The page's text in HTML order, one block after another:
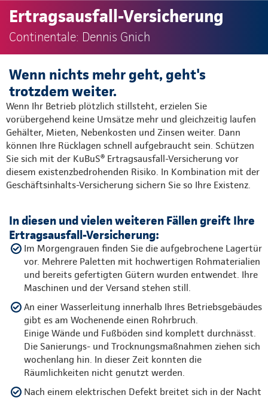
Ertragsausfall-Versicherung
Continentale: Dennis Gnich
Wenn nichts mehr geht, geht's
trotzdem weiter.
Wenn Ihr Betrieb plötzlich stillsteht, erzielen Sie
vorübergehend keine Umsätze mehr und gleichzeitig laufen
Gehälter, Mieten, Nebenkosten und Zinsen weiter. Dann
können Ihre Rücklagen schnell aufgebraucht sein. Schützen
Sie sich mit der KuBuS® Ertragsausfall-Versicherung vor
diesem existenzbedrohenden Risiko. In Kombination mit der
Geschäftsinhalts-Versicherung sichern Sie so Ihre Existenz.
In diesen und vielen weiteren Fällen greift Ihre
Ertragsausfall-Versicherung:
Im Morgengrauen finden Sie die aufgebrochene Lager­tür
vor. Mehrere Paletten mit hochwertigen Rohmaterialien
und bereits gefertigten Gütern wurden entwendet. Ihre
Maschinen und der Versand stehen still.
An einer Wasserleitung innerhalb Ihres Betriebsgebäudes
gibt es am Wochenende einen Rohrbruch.
Einige Wände und Fußböden sind komplett durchnässt.
Die Sanierungs- und Trocknungsmaßnahmen ziehen sich
wochenlang hin. In dieser Zeit konnten die
Räumlichkeiten nicht genutzt werden.
Nach einem elektrischen Defekt breitet sich in der Nacht